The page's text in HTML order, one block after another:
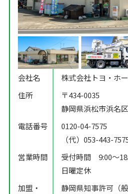
会社名
株式会社トヨ・ホ
住所
〒434-0035
静岡県浜松市浜名
電話番号
0120-04-7575
（代）053-443-
営業時間
受付時間 9:00〜
日曜定休
加盟・
静岡県知事許可（